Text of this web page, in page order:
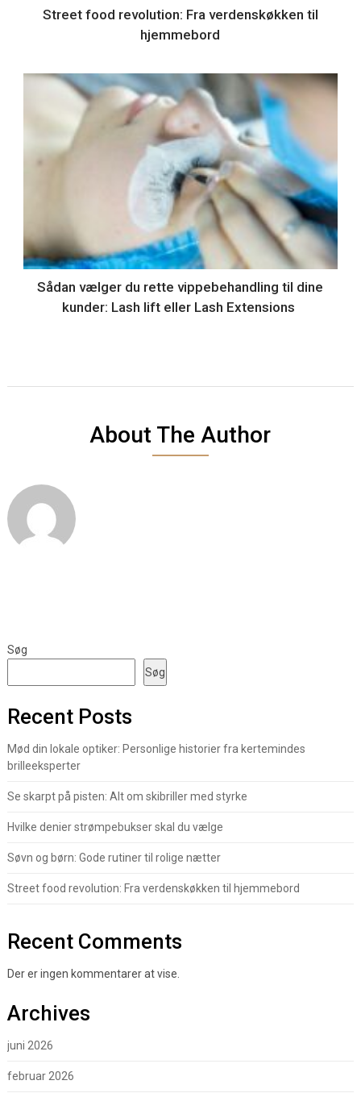
Street food revolution: Fra verdenskøkken til
hjemmebord
Sådan vælger du rette vippebehandling til dine
kunder: Lash lift eller Lash Extensions
About The Author
Søg
Søg
Recent Posts
Mød din lokale optiker: Personlige historier fra kertemindes
brilleeksperter
Se skarpt på pisten: Alt om skibriller med styrke
Hvilke denier strømpebukser skal du vælge
Søvn og børn: Gode rutiner til rolige nætter
Street food revolution: Fra verdenskøkken til hjemmebord
Recent Comments
Der er ingen kommentarer at vise.
Archives
juni 2026
februar 2026